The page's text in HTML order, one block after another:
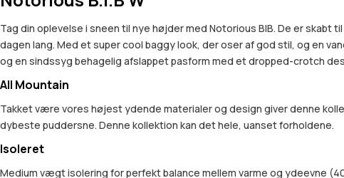
Tag din oplevelse i sneen til nye højder med Notorious BIB. De er
dagen lang. Med et super cool baggy look, der oser af god stil, og en
og en sindssyg behagelig afslappet pasform med et dropped-crotch
All Mountain
Takket være vores højest ydende materialer og design giver denne
dybeste puddersne. Denne kollektion kan det hele, uanset forholdene.
Isoleret
Medium vægt isolering for perfekt balance mellem varme og ydeevne